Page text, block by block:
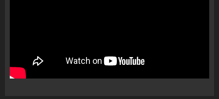
1
“bosen” Joana Nano për
abuzim me fondet publike dhe
pasuri të pajustifikuar